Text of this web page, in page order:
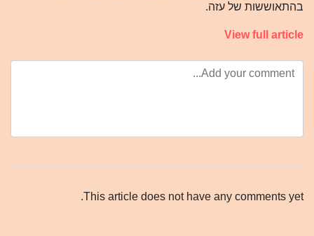
בהתאוששות של עזה.
View full article
This article does not have any comments yet.